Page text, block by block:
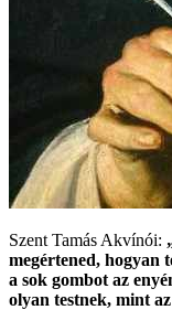
Szent Tamás Akvínói:
megértened, hogyan
a sok gombot az
olyan testnek, mint